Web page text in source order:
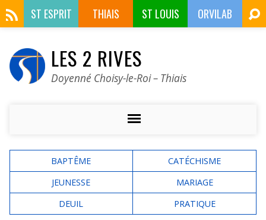
ST ESPRIT THIAIS ST LOUIS ORVILAB
LES 2 RIVES
Doyenné Choisy-le-Roi – Thiais
BAPTÊME
CATÉCHISME
JEUNESSE
MARIAGE
DEUIL
PRATIQUE